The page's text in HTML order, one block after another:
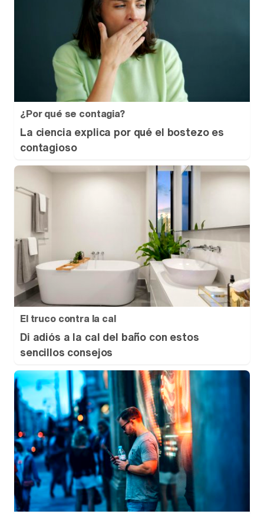
¿Por qué se contagia?
La ciencia explica por qué el bostezo es
contagioso
El truco contra la cal
Di adiós a la cal del baño con estos
sencillos consejos